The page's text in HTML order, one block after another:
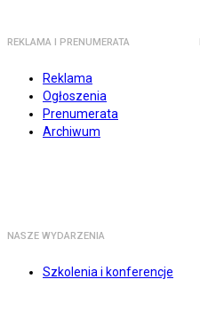
REKLAMA I PRENUMERATA
Reklama
Ogłoszenia
Prenumerata
Archiwum
NASZE WYDARZENIA
Szkolenia i konferencje